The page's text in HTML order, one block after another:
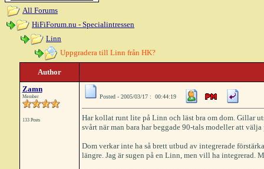
All Forums
HiFiForum.nu - Specialintressen
Linn
Uppgradera till Linn från HK?
Author
Zamn
Member
133 Posts
Posted - 2005/03/17 : 00:44:19
Har kollat runt lite på Linn och läst bra om dom. Gillar
svårt när man bara har beggade 90-tals modeller att välja
Dom verkar inte ha så brett utbud av integrerade
längre. Jag är sugen på en Linn, men vill ha integrerad.